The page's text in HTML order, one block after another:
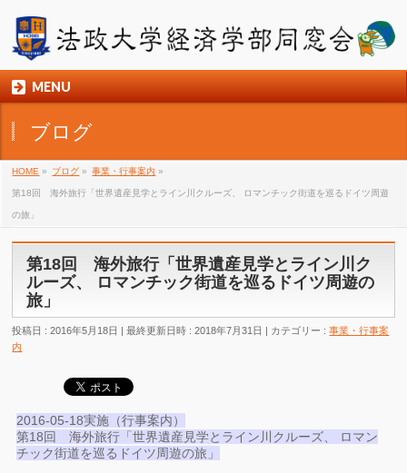
MENU
ブログ
HOME » ブログ » 事業・行事案内 »
第18回 海外旅行「世界遺産見学とライン川クルーズ、 ロマンチック街道を巡るドイツ周遊
の旅」
第18回 海外旅行「世界遺産見学とライン川ク
ルーズ、 ロマンチック街道を巡るドイツ周遊の
旅」
投稿日 : 2016年5月18日 最終更新日時 : 2018年7月31日 カテゴリー :事業・行事案
内
2016-05-18実施（行事案内）
第18回 海外旅行「世界遺産見学とライン川クルーズ、 ロマン
チック街道を巡るドイツ周遊の旅」